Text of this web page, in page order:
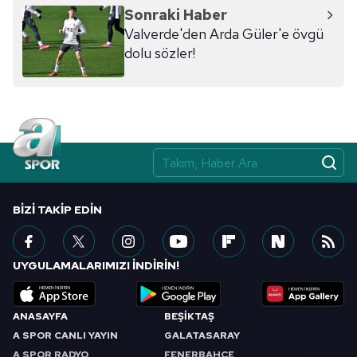
ilgili mevzuata uygun olarak kullanılan çerezlerle ilgili bilgi
almak için lütfentıklayınız.
Sonraki Haber
Valverde'den Arda Güler'e övgü
dolu sözler!
ANASAYFA
A SPOR CANLI YAYIN
BEŞİKTAŞ
GALATASARAY
BIZI TAKIP EDIN
UYGULAMALARIMIZI İNDİRİN!